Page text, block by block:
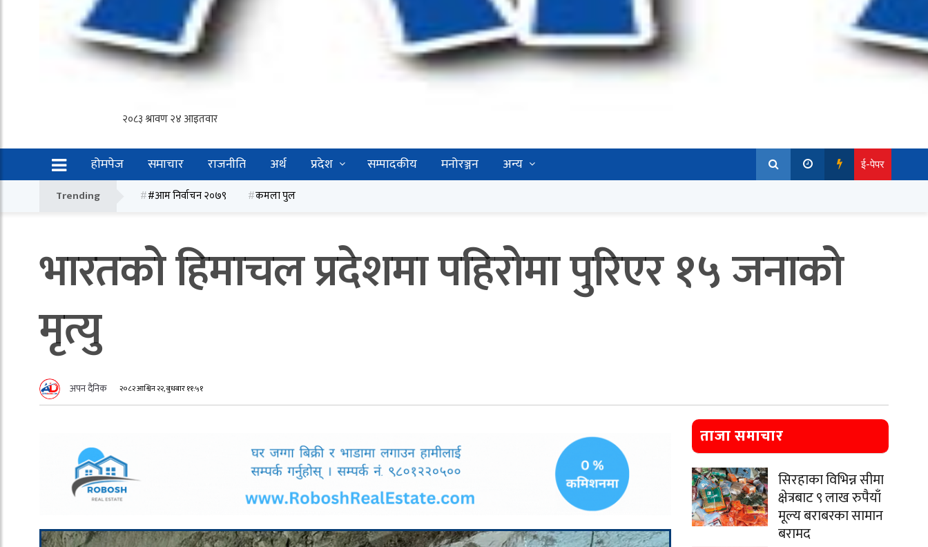
होमपेज समाचार राजनीति अर्थ प्रदेश सम्पादकीय मनोरञ्जन अन्य ई-पेपर
Trending #आम निर्वाचन २०७९ कमला पुल
भारतको हिमाचल प्रदेशमा पहिरोमा पुरिएर १५ जनाको
मृत्यु
अपन दैनिक २०८२ आश्विन २२, बुधबार ११:५१
ताजा समाचार
सिरहाका विभिन्न सीमा
क्षेत्रबाट ९ लाख रुपैयाँ
मूल्य बराबरका सामान
बरामद